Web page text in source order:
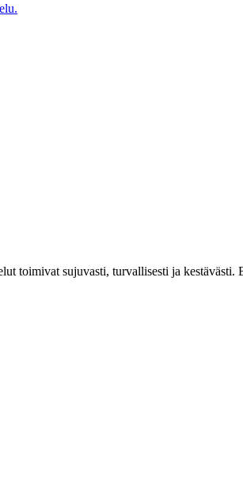
toimivat sujuvasti, turvallisesti ja